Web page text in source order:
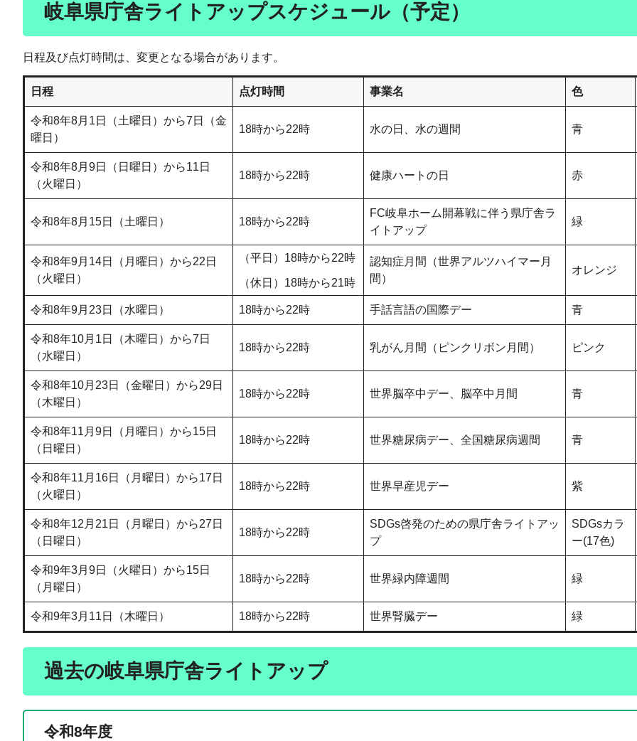
岐阜県庁舎ライトアップスケジュール（予定）
日程及び点灯時間は、変更となる場合があります。
日程 点灯時間 事業名 色
令和8年8月1日（土曜日）から7日（金
曜日）
18時から22時 水の日、水の週間 青
令和8年8月9日（日曜日）から11日
（火曜日）
18時から22時 健康ハートの日 赤
令和8年8月15日（土曜日） 18時から22時
FC岐阜ホーム開幕戦に伴う県庁舎ラ
イトアップ
緑
令和8年9月14日（月曜日）から22日
（火曜日）
（平日）18時から22時
（休日）18時から21時
認知症月間（世界アルツハイマー月
間）
オレンジ
令和8年9月23日（水曜日） 18時から22時 手話言語の国際デー 青
令和8年10月1日（木曜日）から7日
（水曜日）
18時から22時 乳がん月間（ピンクリボン月間） ピンク
令和8年10月23日（金曜日）から29日
（木曜日）
18時から22時 世界脳卒中デー、脳卒中月間 青
令和8年11月9日（月曜日）から15日
（日曜日）
18時から22時 世界糖尿病デー、全国糖尿病週間 青
令和8年11月16日（月曜日）から17日
（火曜日）
18時から22時 世界早産児デー 紫
令和8年12月21日（月曜日）から27日
（日曜日）
18時から22時
SDGs啓発のための県庁舎ライトアッ
プ
SDGsカラ
ー(17色)
令和9年3月9日（火曜日）から15日
（月曜日）
18時から22時 世界緑内障週間 緑
令和9年3月11日（木曜日） 18時から22時 世界腎臓デー 緑
過去の岐阜県庁舎ライトアップ
令和8年度